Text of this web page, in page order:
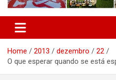
Home 2013 dezembro
22
O que esperar quando se está